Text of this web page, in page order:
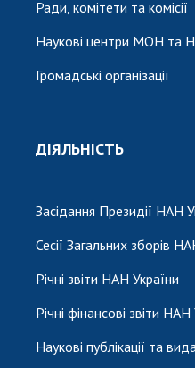
Ради, комітети та комісії
Наукові центри МОН та
Громадські організації
ДІЯЛЬНІСТЬ
Засідання Президії НАН
Сесії Загальних зборів
Річні звіти НАН України
Річні фінансові звіти НАН
Наукові публікації та